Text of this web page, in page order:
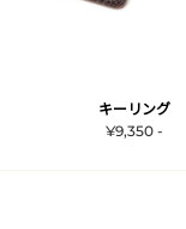
キーリング
¥9,350 -